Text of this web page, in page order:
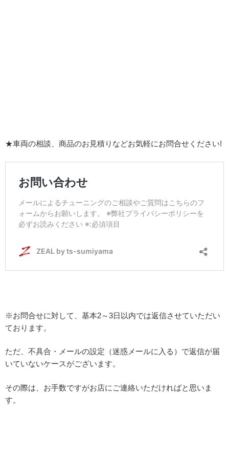
★車両の相談、商品のお見積りなどお気軽にお問合せください!
※お問合せに対して、基本2～3日以内では返信させていただい
ております。
ただ、不具合・メールの設定（迷惑メールに入る）で返信が届
いていないケースがございます。
その際は、お手数ですがお店にご連絡いただければと思いま
す。